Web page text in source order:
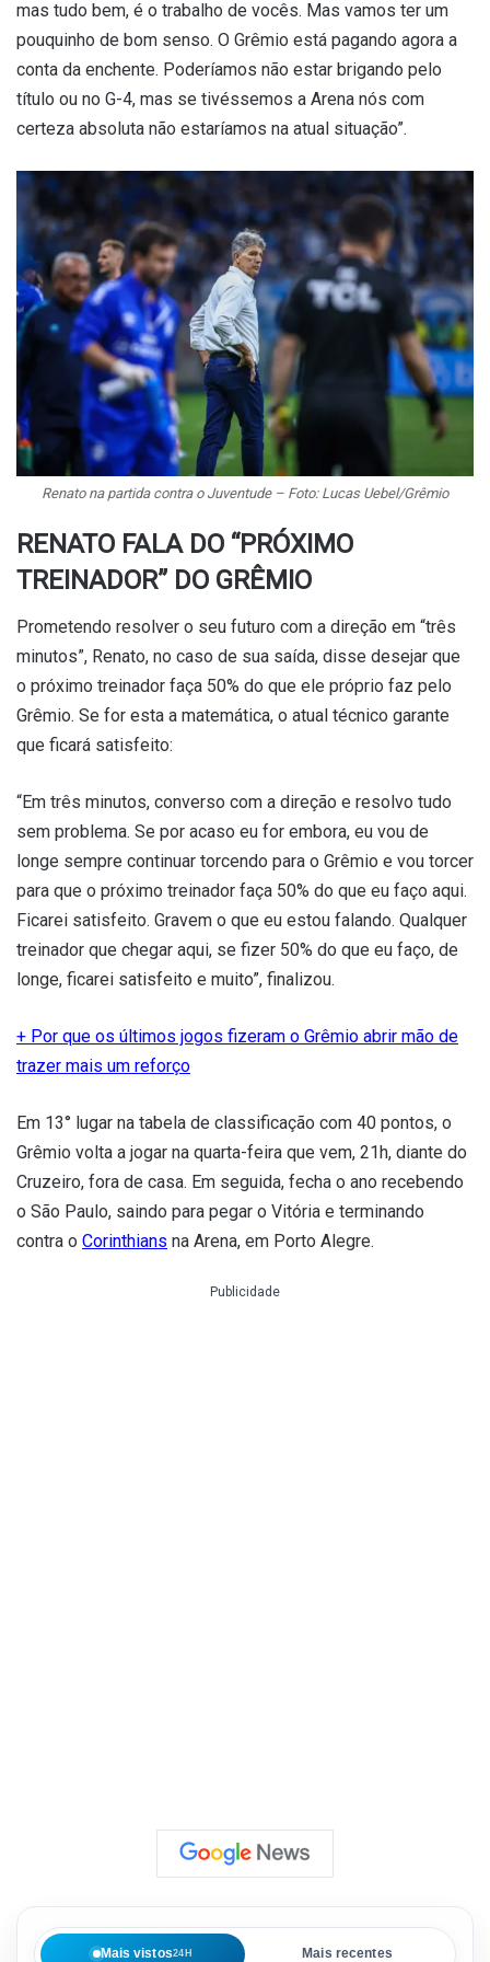
mas tudo bem, é o trabalho de vocês. Mas vamos ter um
pouquinho de bom senso. O Grêmio está pagando agora a
conta da enchente. Poderíamos não estar brigando pelo
título ou no G-4, mas se tivéssemos a Arena nós com
certeza absoluta não estaríamos na atual situação”.
Renato na partida contra o Juventude – Foto: Lucas Uebel/Grêmio
RENATO FALA DO “PRÓXIMO
TREINADOR” DO GRÊMIO
Prometendo resolver o seu futuro com a direção em “três
minutos”, Renato, no caso de sua saída, disse desejar que
o próximo treinador faça 50% do que ele próprio faz pelo
Grêmio. Se for esta a matemática, o atual técnico garante
que ficará satisfeito:
“Em três minutos, converso com a direção e resolvo tudo
sem problema. Se por acaso eu for embora, eu vou de
longe sempre continuar torcendo para o Grêmio e vou torcer
para que o próximo treinador faça 50% do que eu faço aqui.
Ficarei satisfeito. Gravem o que eu estou falando. Qualquer
treinador que chegar aqui, se fizer 50% do que eu faço, de
longe, ficarei satisfeito e muito”, finalizou.
+ Por que os últimos jogos fizeram o Grêmio abrir mão de
trazer mais um reforço
Em 13° lugar na tabela de classificação com 40 pontos, o
Grêmio volta a jogar na quarta-feira que vem, 21h, diante do
Cruzeiro, fora de casa. Em seguida, fecha o ano recebendo
o São Paulo, saindo para pegar o Vitória e terminando
contra o Corinthians na Arena, em Porto Alegre.
Publicidade
Mais vistos24H Mais recentes